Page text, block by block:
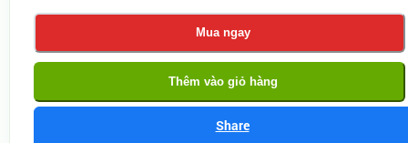
Mua ngay
Thêm vào giỏ hàng
Share